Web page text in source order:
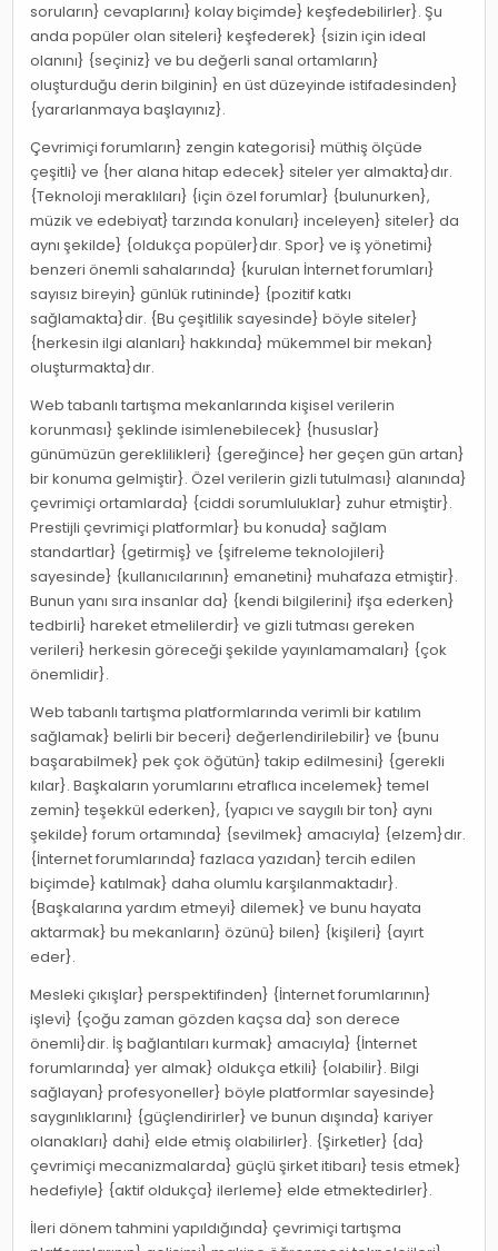
soruların} cevaplarını} kolay biçimde} keşfedebilirler}. Şu
anda popüler olan siteleri} keşfederek} {sizin için ideal
olanını} {seçiniz} ve bu değerli sanal ortamların}
oluşturduğu derin bilginin} en üst düzeyinde istifadesinden}
{yararlanmaya başlayınız}.
Çevrimiçi forumların} zengin kategorisi} müthiş ölçüde
çeşitli} ve {her alana hitap edecek} siteler yer almakta}dır.
{Teknoloji meraklıları} {için özel forumlar} {bulunurken},
müzik ve edebiyat} tarzında konuları} inceleyen} siteler} da
aynı şekilde} {oldukça popüler}dır. Spor} ve iş yönetimi}
benzeri önemli sahalarında} {kurulan İnternet forumları}
sayısız bireyin} günlük rutininde} {pozitif katkı
sağlamakta}dir. {Bu çeşitlilik sayesinde} böyle siteler}
{herkesin ilgi alanları} hakkında} mükemmel bir mekan}
oluşturmakta}dır.
Web tabanlı tartışma mekanlarında kişisel verilerin
korunması} şeklinde isimlenebilecek} {hususlar}
günümüzün gereklilikleri} {gereğince} her geçen gün artan}
bir konuma gelmiştir}. Özel verilerin gizli tutulması} alanında}
çevrimiçi ortamlarda} {ciddi sorumluluklar} zuhur etmiştir}.
Prestijli çevrimiçi platformlar} bu konuda} sağlam
standartlar} {getirmiş} ve {şifreleme teknolojileri}
sayesinde} {kullanıcılarının} emanetini} muhafaza etmiştir}.
Bunun yanı sıra insanlar da} {kendi bilgilerini} ifşa ederken}
tedbirli} hareket etmelilerdir} ve gizli tutması gereken
verileri} herkesin göreceği şekilde yayınlamamaları} {çok
önemlidir}.
Web tabanlı tartışma platformlarında verimli bir katılım
sağlamak} belirli bir beceri} değerlendirilebilir} ve {bunu
başarabilmek} pek çok öğütün} takip edilmesini} {gerekli
kılar}. Başkaların yorumlarını etraflıca incelemek} temel
zemin} teşekkül ederken}, {yapıcı ve saygılı bir ton} aynı
şekilde} forum ortamında} {sevilmek} amacıyla} {elzem}dır.
{İnternet forumlarında} fazlaca yazıdan} tercih edilen
biçimde} katılmak} daha olumlu karşılanmaktadır}.
{Başkalarına yardım etmeyi} dilemek} ve bunu hayata
aktarmak} bu mekanların} özünü} bilen} {kişileri} {ayırt
eder}.
Mesleki çıkışlar} perspektifinden} {İnternet forumlarının}
işlevi} {çoğu zaman gözden kaçsa da} son derece
önemli}dir. İş bağlantıları kurmak} amacıyla} {İnternet
forumlarında} yer almak} oldukça etkili} {olabilir}. Bilgi
sağlayan} profesyoneller} böyle platformlar sayesinde}
saygınlıklarını} {güçlendirirler} ve bunun dışında} kariyer
olanakları} dahi} elde etmiş olabilirler}. {Şirketler} {da}
çevrimiçi mecanizmalarda} güçlü şirket itibarı} tesis etmek}
hedefiyle} {aktif oldukça} ilerleme} elde etmektedirler}.
İleri dönem tahmini yapıldığında} çevrimiçi tartışma